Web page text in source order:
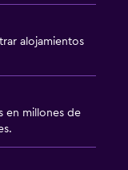
alojamientos
en millones de